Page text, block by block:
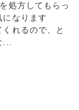
処方してもらっ
なります
れるので、と